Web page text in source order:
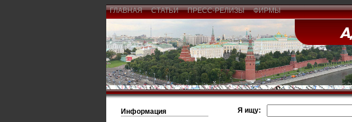
ГЛАВНАЯ СТАТЬИ ПРЕСС-РЕЛИЗЫ ФИРМЫ
Информация
Я ищу: